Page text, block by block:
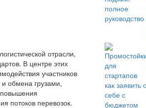
отрасли,
В центре этих
участников
обмена грузами,
потоков перевозок.